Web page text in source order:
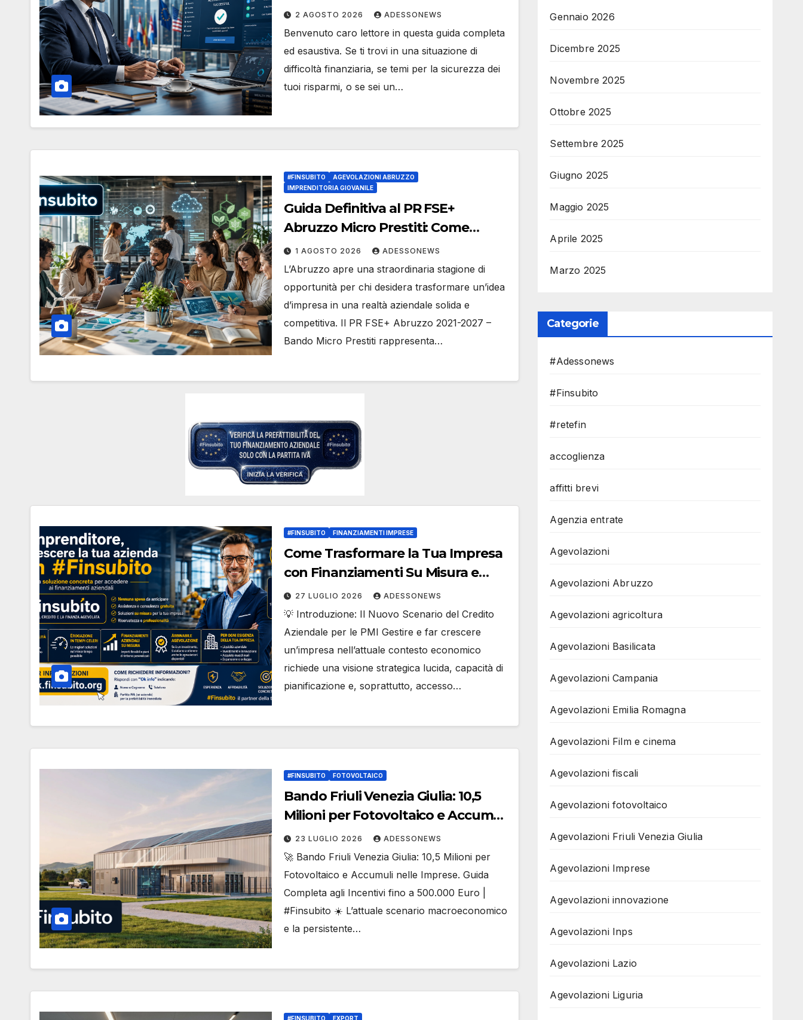
Patrimonio e l’Esperienza di
#Finsubito – #Adessonews –
#Finsubito – Adessonews
2 AGOSTO 2026 ADESSONEWS
Benvenuto caro lettore in questa guida completa
ed esaustiva. Se ti trovi in una situazione di
difficoltà finanziaria, se temi per la sicurezza dei
tuoi risparmi, o se sei un…
#FINSUBITO
AGEVOLAZIONI ABRUZZO
IMPRENDITORIA GIOVANILE
Guida Definitiva al PR FSE+
Abruzzo Micro Prestiti: Come
Ottenere Finanziamenti a Fondo
Perduto e Tasso Zero per Giovani
Under 35 e Donne con #Finsubito –
#Adessonews – #Finsubito –
Adessonews
1 AGOSTO 2026 ADESSONEWS
L’Abruzzo apre una straordinaria stagione di
opportunità per chi desidera trasformare un’idea
d’impresa in una realtà aziendale solida e
competitiva. Il PR FSE+ Abruzzo 2021-2027 –
Bando Micro Prestiti rappresenta…
#FINSUBITO FINANZIAMENTI IMPRESE
Come Trasformare la Tua Impresa
con Finanziamenti Su Misura e
Finanza Agevolata: La Guida
Definitiva Strategica di #Finsubito
– #Adessonews – #Finsubito –
Adessonews
27 LUGLIO 2026 ADESSONEWS
💡 Introduzione: Il Nuovo Scenario del Credito
Aziendale per le PMI Gestire e far crescere
un’impresa nell’attuale contesto economico
richiede una visione strategica lucida, capacità di
pianificazione e, soprattutto, accesso…
#FINSUBITO FOTOVOLTAICO
Bando Friuli Venezia Giulia: 10,5
Milioni per Fotovoltaico e Accumuli
nelle Imprese. Guida Completa agli
Incentivi fino a 500.000 Euro –
#Finsubito – #Adessonews –
#Finsubito – Adessonews
23 LUGLIO 2026 ADESSONEWS
🚀 Bando Friuli Venezia Giulia: 10,5 Milioni per
Fotovoltaico e Accumuli nelle Imprese. Guida
Completa agli Incentivi fino a 500.000 Euro |
#Finsubito ☀️ L’attuale scenario macroeconomico
e la persistente…
#FINSUBITO EXPORT
Gennaio 2026
Dicembre 2025
Novembre 2025
Ottobre 2025
Settembre 2025
Giugno 2025
Maggio 2025
Aprile 2025
Marzo 2025
Categorie
#Adessonews
#Finsubito
#retefin
accoglienza
affitti brevi
Agenzia entrate
Agevolazioni
Agevolazioni Abruzzo
Agevolazioni agricoltura
Agevolazioni Basilicata
Agevolazioni Campania
Agevolazioni Emilia Romagna
Agevolazioni Film e cinema
Agevolazioni fiscali
Agevolazioni fotovoltaico
Agevolazioni Friuli Venezia Giulia
Agevolazioni Imprese
Agevolazioni innovazione
Agevolazioni Inps
Agevolazioni Lazio
Agevolazioni Liguria